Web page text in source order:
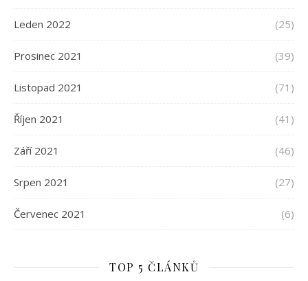
Leden 2022 (25)
Prosinec 2021 (39)
Listopad 2021 (71)
Říjen 2021 (41)
Září 2021 (46)
Srpen 2021 (27)
Červenec 2021 (6)
TOP 5 ČLÁNKŮ